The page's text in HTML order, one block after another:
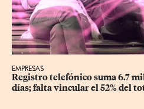
EMPRESAS
Registro telefónico suma 6.7
días; falta vincular el 52% del